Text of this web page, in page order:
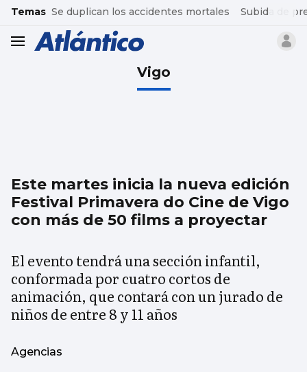
common.go-to-content
Temas Se duplican los accidentes mortales Subida de
header.menu.open
Vigo
Este martes inicia la nueva edición
Festival Primavera do Cine de Vigo
con más de 50 films a proyectar
El evento tendrá una sección infantil,
conformada por cuatro cortos de
animación, que contará con un jurado de
niños de entre 8 y 11 años
Agencias